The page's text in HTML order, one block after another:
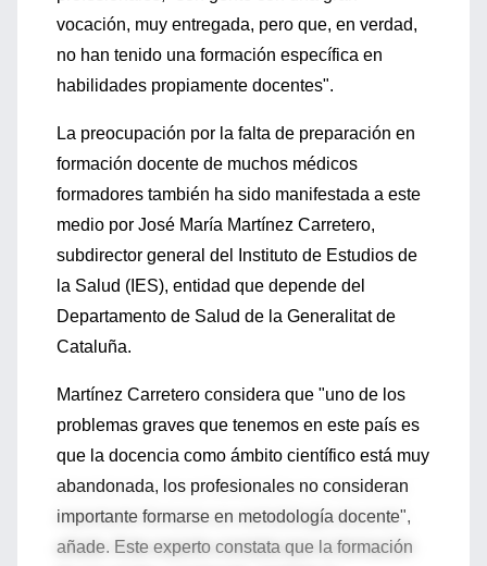
vocación, muy entregada, pero que, en verdad,
no han tenido una formación específica en
habilidades propiamente docentes".
La preocupación por la falta de preparación en
formación docente de muchos médicos
formadores también ha sido manifestada a este
medio por José María Martínez Carretero,
subdirector general del Instituto de Estudios de
la Salud (IES), entidad que depende del
Departamento de Salud de la Generalitat de
Cataluña.
Martínez Carretero considera que "uno de los
problemas graves que tenemos en este país es
que la docencia como ámbito científico está muy
abandonada, los profesionales no consideran
importante formarse en metodología docente",
añade. Este experto constata que la formación